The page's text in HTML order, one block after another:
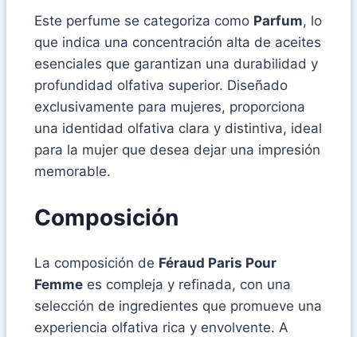
Este perfume se categoriza como Parfum, lo
que indica una concentración alta de aceites
esenciales que garantizan una durabilidad y
profundidad olfativa superior. Diseñado
exclusivamente para mujeres, proporciona
una identidad olfativa clara y distintiva, ideal
para la mujer que desea dejar una impresión
memorable.
Composición
La composición de Féraud Paris Pour
Femme es compleja y refinada, con una
selección de ingredientes que promueve una
experiencia olfativa rica y envolvente. A